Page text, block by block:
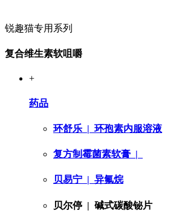
锐趣猫专用系列
复合维生素软咀嚼
+
药品
环舒乐 | 环孢素内服溶液
复方制霉菌素软膏 |
贝易宁 | 异氟烷
贝尔停 | 碱式碳酸铋片